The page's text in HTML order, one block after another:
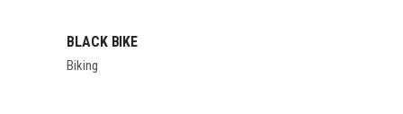
BLACK BIKE
Biking